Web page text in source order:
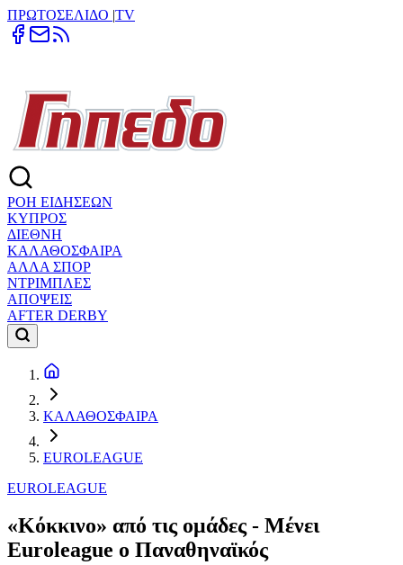
ΠΡΩΤΟΣΕΛΙΔΟ |TV
ΡΟΗ ΕΙΔΗΣΕΩΝ
ΚΥΠΡΟΣ
ΔΙΕΘΝΗ
ΚΑΛΑΘΟΣΦΑΙΡΑ
ΑΛΛΑ ΣΠΟΡ
ΝΤΡΙΜΠΛΕΣ
ΑΠΟΨΕΙΣ
AFTER DERBY
ΚΑΛΑΘΟΣΦΑΙΡΑ
EUROLEAGUE
EUROLEAGUE
«Κόκκινο» από τις ομάδες - Μένει
Euroleague ο Παναθηναϊκός